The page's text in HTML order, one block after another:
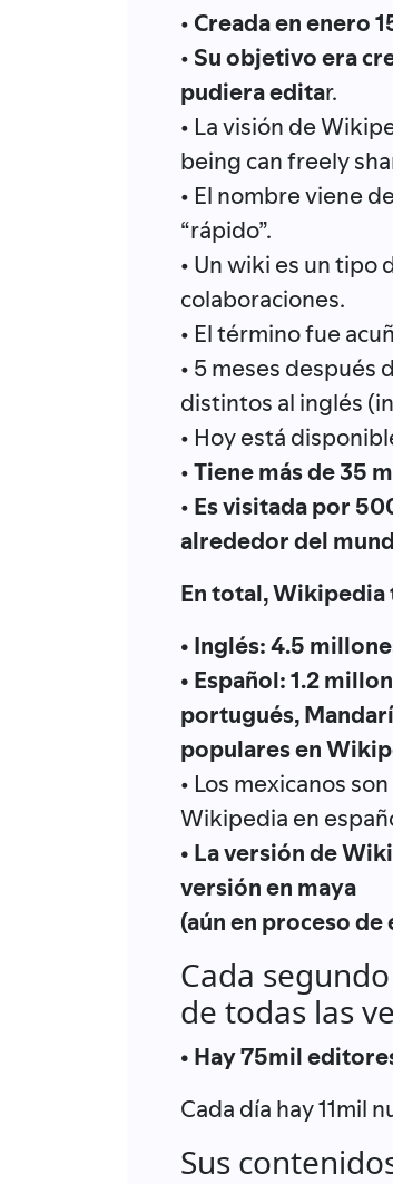
•Creada en enero
• Su objetivo era
pudiera editar.
• La visión de
being can freely
• El nombre viene
“rápido”.
• Un wiki es un tipo
colaboraciones.
• El término fue
• 5 meses después
distintos al inglés
• Hoy está
•Tiene más de 35
• Es visitada por
alrededor del
En total,
• Inglés: 4.5
• Español: 1.2
portugués,
populares en
• Los mexicanos
Wikipedia en
• La versión de
versión en maya
(aún en proceso
Cada
de todas las
• Hay 75mil
Cada día hay 11mil
Sus